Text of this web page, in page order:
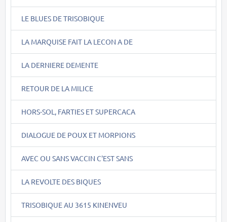
LE BLUES DE TRISOBIQUE
LA MARQUISE FAIT LA LECON A DE
LA DERNIERE DEMENTE
RETOUR DE LA MILICE
HORS-SOL, FARTIES ET SUPERCACA
DIALOGUE DE POUX ET MORPIONS
AVEC OU SANS VACCIN C'EST SANS
LA REVOLTE DES BIQUES
TRISOBIQUE AU 3615 KINENVEU